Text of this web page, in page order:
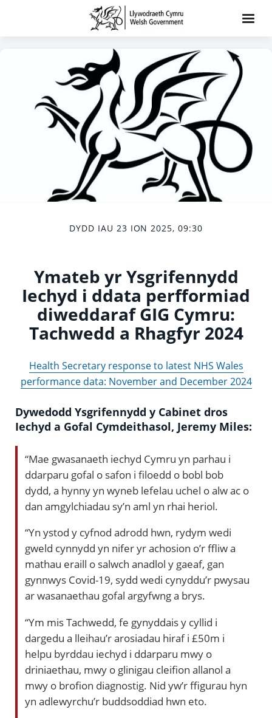
DYDD IAU 23 ION 2025, 09:30
Ymateb yr Ysgrifennydd
Iechyd i ddata perfformiad
diweddaraf GIG Cymru:
Tachwedd a Rhagfyr 2024
Health Secretary response to latest NHS Wales
performance data: November and December 2024
Dywedodd Ysgrifennydd y Cabinet dros
Iechyd a Gofal Cymdeithasol, Jeremy Miles:
“Mae gwasanaeth iechyd Cymru yn parhau i
ddarparu gofal o safon i filoedd o bobl bob
dydd, a hynny yn wyneb lefelau uchel o alw ac o
dan amgylchiadau sy’n aml yn rhai heriol.
“Yn ystod y cyfnod adrodd hwn, rydym wedi
gweld cynnydd yn nifer yr achosion o’r ffliw a
mathau eraill o salwch anadlol y gaeaf, gan
gynnwys Covid-19, sydd wedi cynyddu’r pwysau
ar wasanaethau gofal argyfwng a brys.
“Ym mis Tachwedd, fe gynyddais y cyllid i
dargedu a lleihau’r arosiadau hiraf i £50m i
helpu byrddau iechyd i ddarparu mwy o
driniaethau, mwy o glinigau cleifion allanol a
mwy o brofion diagnostig. Nid yw’r ffigurau hyn
yn adlewyrchu’r buddsoddiad hwn eto.